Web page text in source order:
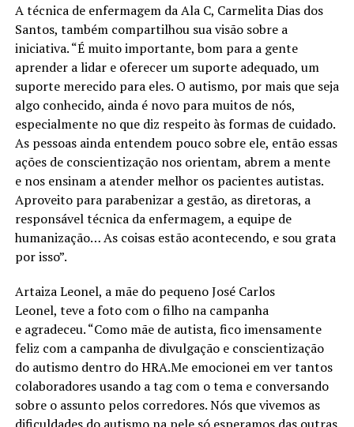
A técnica de enfermagem da Ala C, Carmelita Dias dos
Santos, também compartilhou sua visão sobre a
iniciativa. “É muito importante, bom para a gente
aprender a lidar e oferecer um suporte adequado, um
suporte merecido para eles. O autismo, por mais que seja
algo conhecido, ainda é novo para muitos de nós,
especialmente no que diz respeito às formas de cuidado.
As pessoas ainda entendem pouco sobre ele, então essas
ações de conscientização nos orientam, abrem a mente
e nos ensinam a atender melhor os pacientes autistas.
Aproveito para parabenizar a gestão, as diretoras, a
responsável técnica da enfermagem, a equipe de
humanização… As coisas estão acontecendo, e sou grata
por isso”.
Artaiza Leonel, a mãe do pequeno José Carlos
Leonel, teve a foto com o filho na campanha
e agradeceu. “Como mãe de autista, fico imensamente
feliz com a campanha de divulgação e conscientização
do autismo dentro do HRA.Me emocionei em ver tantos
colaboradores usando a tag com o tema e conversando
sobre o assunto pelos corredores. Nós que vivemos as